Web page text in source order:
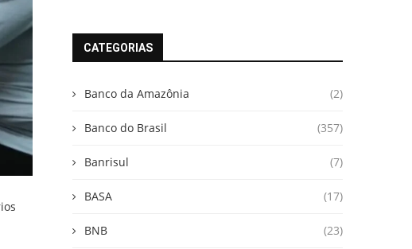
CATEGORIAS
Banco da Amazônia (2)
Banco do Brasil (357)
Banrisul (7)
BASA (17)
BNB (23)